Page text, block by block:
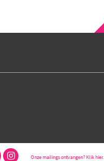
Onze mailings ontvangen? Klik hier.